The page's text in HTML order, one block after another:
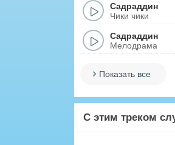
Садраддин
Чики чики
Садраддин
Мелодрама
Показать все
С этим треком